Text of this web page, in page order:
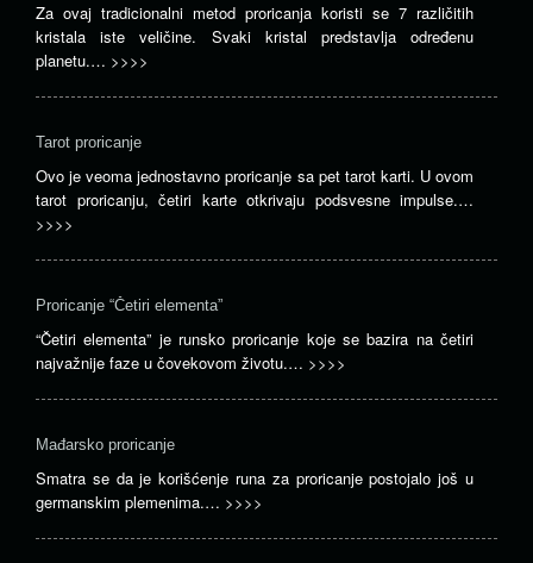
Za ovaj tradicionalni metod proricanja koristi se 7 različitih
kristala iste veličine. Svaki kristal predstavlja određenu
planetu.… >>>>
Tarot proricanje
Ovo je veoma jednostavno proricanje sa pet tarot karti. U ovom
tarot proricanju, četiri karte otkrivaju podsvesne impulse.…
>>>>
Proricanje “Četiri elementa”
“Četiri elementa” je runsko proricanje koje se bazira na četiri
najvažnije faze u čovekovom životu.… >>>>
Mađarsko proricanje
Smatra se da je korišćenje runa za proricanje postojalo još u
germanskim plemenima.… >>>>